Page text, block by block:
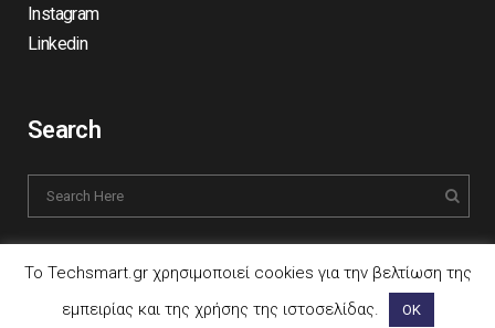
Instagram
Linkedin
Search
Το Techsmart.gr χρησιμοποιεί cookies για την βελτίωση της
εμπειρίας και της χρήσης της ιστοσελίδας.
ΟΚ